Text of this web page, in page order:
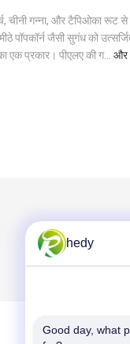
चीनी गन्ना, और टैपिओका
पॉपकॉर्न जैसी सुगंध को
एक प्रकार। पीएलए की ग... और
hedy
Good day, what